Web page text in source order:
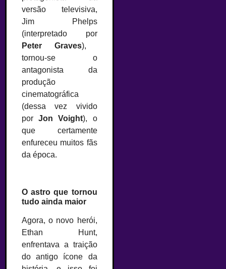
versão televisiva,
Jim Phelps
(interpretado por
Peter Graves),
tornou-se o
antagonista da
produção
cinematográfica
(dessa vez vivido
porJon Voight), o
que certamente
enfureceu muitos fãs
da época.
O astro que tornou
tudo ainda maior
Agora, o novo herói,
Ethan Hunt,
enfrentava a traição
do antigo ícone da